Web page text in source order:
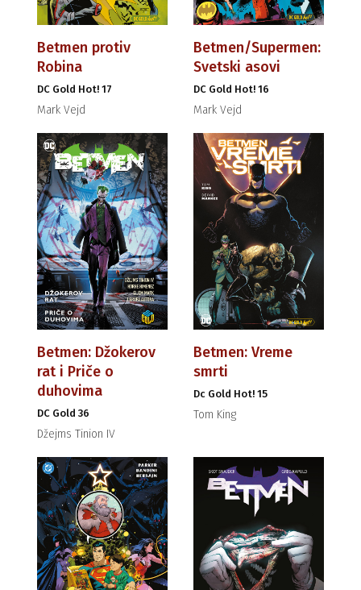
Betmen protiv
Robina
DC Gold Hot! 17
Mark Vejd
Betmen/Supermen:
Svetski asovi
DC Gold Hot! 16
Mark Vejd
Betmen: Džokerov
rat i Priče o
duhovima
DC Gold 36
Džejms Tinion IV
Betmen: Vreme
smrti
Dc Gold Hot! 15
Tom King